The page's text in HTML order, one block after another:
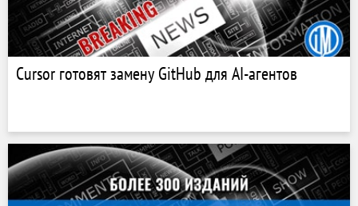
Cursor готовят замену GitHub для AI-агентов